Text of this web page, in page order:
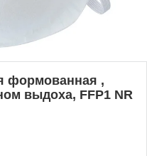
формованная ,
выдоха, FFP1 NR